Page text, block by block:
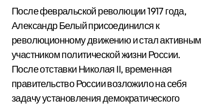
После февральской революции 1917 года,
Александр Белый присоединился к
революционному движению и стал активным
участником политической жизни России.
После отставки Николая II, временная
правительство России возложило на себя
задачу установления демократического